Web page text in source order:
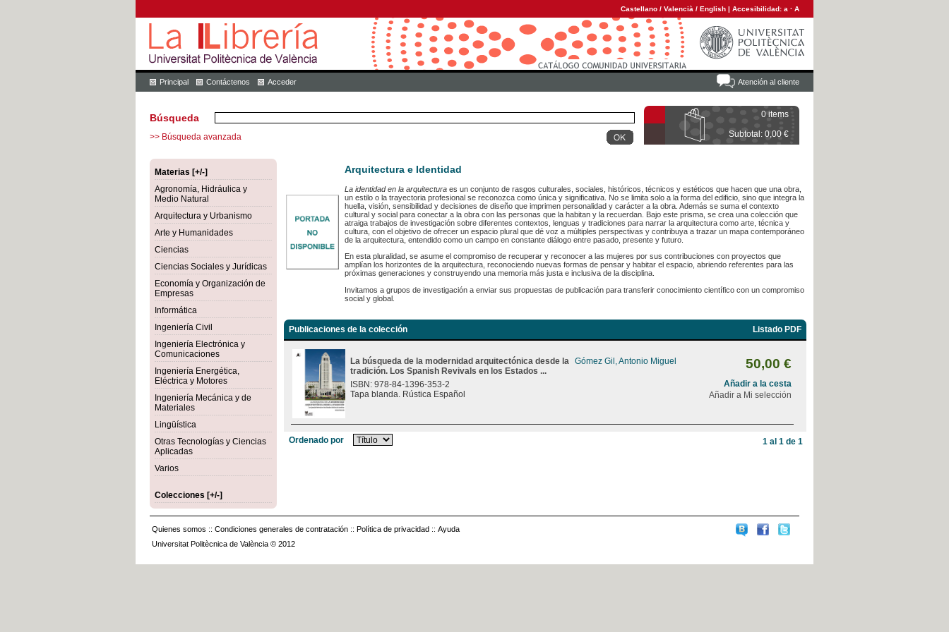
Castellano / Valencià / English | Accesibilidad: a · A
Atención al cliente
Principal Contáctenos Acceder
0 items
Subtotal: 0,00 €
Búsqueda
>> Búsqueda avanzada
Materias [+/-]
Agronomía, Hidráulica y
Medio Natural
Arquitectura y Urbanismo
Arte y Humanidades
Ciencias
Ciencias Sociales y Jurídicas
Economía y Organización de
Empresas
Informática
Ingeniería Civil
Ingeniería Electrónica y
Comunicaciones
Ingeniería Energética,
Eléctrica y Motores
Ingeniería Mecánica y de
Materiales
Lingüística
Otras Tecnologías y Ciencias
Aplicadas
Varios
Colecciones [+/-]
Arquitectura e Identidad
La identidad en la arquitectura es un conjunto de rasgos culturales, sociales, históricos, técnicos y estéticos que hacen que una obra,
un estilo o la trayectoria profesional se reconozca como única y significativa. No se limita solo a la forma del edificio, sino que integra la
huella, visión, sensibilidad y decisiones de diseño que imprimen personalidad y carácter a la obra. Además se suma el contexto
cultural y social para conectar a la obra con las personas que la habitan y la recuerdan. Bajo este prisma, se crea una colección que
atraiga trabajos de investigación sobre diferentes contextos, lenguas y tradiciones para narrar la arquitectura como arte, técnica y
cultura, con el objetivo de ofrecer un espacio plural que dé voz a múltiples perspectivas y contribuya a trazar un mapa contemporáneo
de la arquitectura, entendido como un campo en constante diálogo entre pasado, presente y futuro.
En esta pluralidad, se asume el compromiso de recuperar y reconocer a las mujeres por sus contribuciones con proyectos que
amplían los horizontes de la arquitectura, reconociendo nuevas formas de pensar y habitar el espacio, abriendo referentes para las
próximas generaciones y construyendo una memoria más justa e inclusiva de la disciplina.
Invitamos a grupos de investigación a enviar sus propuestas de publicación para transferir conocimiento científico con un compromiso
social y global.
Publicaciones de la colección Listado PDF
La búsqueda de la modernidad arquitectónica desde la
tradición. Los Spanish Revivals en los Estados ...
ISBN: 978-84-1396-353-2
Tapa blanda. Rústica Español
Gómez Gil, Antonio Miguel 50,00 €
Añadir a la cesta
Añadir a Mi selección
Ordenado por 1 al 1 de 1
Quienes somos :: Condiciones generales de contratación :: Política de privacidad :: Ayuda
Universitat Politècnica de València © 2012